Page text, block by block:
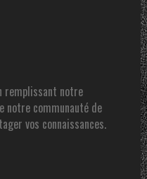
remplissant notre
notre communauté de
vos connaissances.